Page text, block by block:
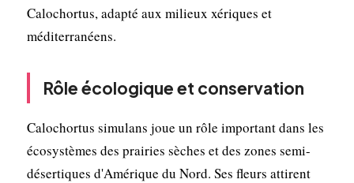
Calochortus, adapté aux milieux xériques et
méditerranéens.
Rôle écologique et conservation
Calochortus simulans joue un rôle important dans les
écosystèmes des prairies sèches et des zones semi-
désertiques d'Amérique du Nord. Ses fleurs attirent